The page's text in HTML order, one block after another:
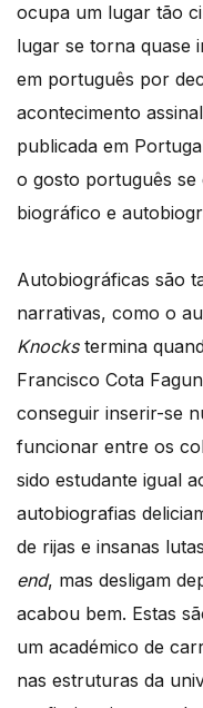
ocupa um lugar tão
lugar se torna quase
em português por
acontecimento
publicada em
o gosto português
biográfico e
Autobiográficas são
narrativas, como o
Knockstermina
Francisco Cota
conseguir inserir-se
funcionar entre os
sido estudante igual
autobiografias
de rijas e insanas
end, mas desligam
acabou bem. Estas
um académico de
nas estruturas da